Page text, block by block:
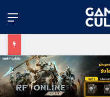
Menu